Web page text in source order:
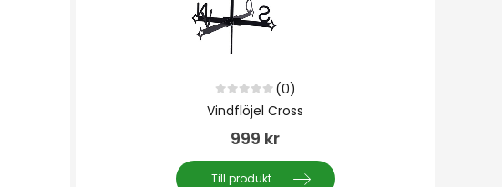
0 out of 5
(0)
Vindflöjel Cross
999 kr
Till produkt